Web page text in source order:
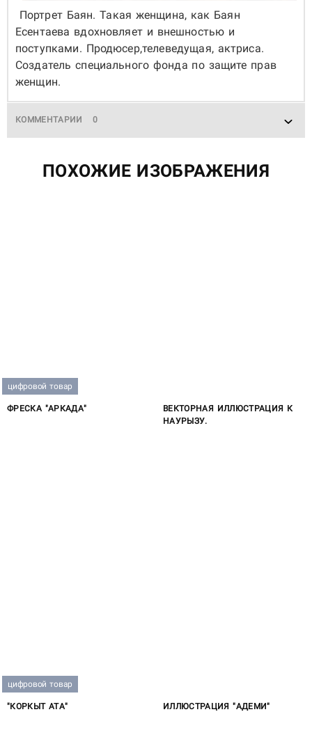
Портрет Баян. Такая женщина, как Баян
Есентаева вдохновляет и внешностью и
поступками. Продюсер,телеведущая, актриса.
Создатель специального фонда по защите прав
женщин.
КОММЕНТАРИИ 0
ПОХОЖИЕ ИЗОБРАЖЕНИЯ
цифровой товар
ФРЕСКА "АРКАДА"
ВЕКТОРНАЯ ИЛЛЮСТРАЦИЯ К
НАУРЫЗУ.
цифровой товар
"КОРКЫТ АТА" ИЛЛЮСТРАЦИЯ "АДЕМИ"